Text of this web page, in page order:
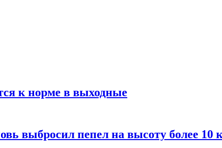
к норме в выходные
выбросил пепел на высоту более 10